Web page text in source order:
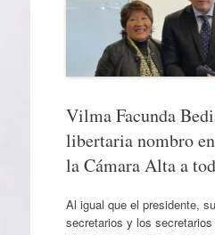
Vilma Facunda
libertaria nombro
la Cámara Alta a
Al igual que el presidente,
secretarios y los